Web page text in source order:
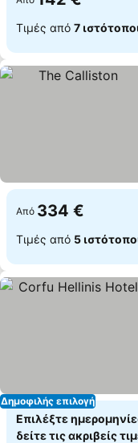
Τιμές από 7
Από 334 €
Τιμές από 5
Δημοφιλής επιλογή
Επιλέξτε
δείτε τις ακριβείς